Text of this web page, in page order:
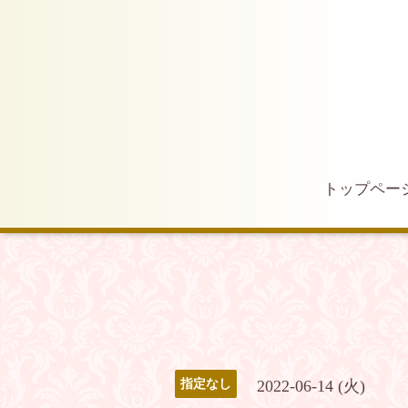
トップペー
指定なし 2022-06-14 (火)